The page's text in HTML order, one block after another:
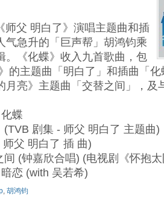
师父 明白了》演唱主题曲和插
气急升的「巨声帮」胡鸿钧乘
。《化蝶》收入九首歌曲，包
的主题曲「明白了」和插曲「
月亮》主题曲「交替之间」，及
蝶
(TVB 剧集 - 师父 明白了 主题曲)
父 明白了 插 曲)
间 (钟嘉欣合唱) (电视剧《怀抱
恋 (with 吴若希)
, 胡鸿钧